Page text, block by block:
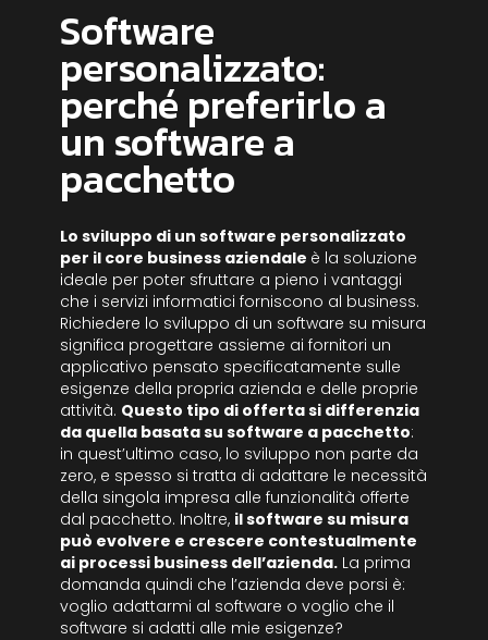
Software
personalizzato:
perché preferirlo a
un software a
pacchetto
Lo sviluppo di un software personalizzato
per il core business aziendale è la soluzione
ideale per poter sfruttare a pieno i vantaggi
che i servizi informatici forniscono al business.
Richiedere lo sviluppo di un software su misura
significa progettare assieme ai fornitori un
applicativo pensato specificatamente sulle
esigenze della propria azienda e delle proprie
attività. Questo tipo di offerta si differenzia
da quella basata su software a pacchetto:
in quest’ultimo caso, lo sviluppo non parte da
zero, e spesso si tratta di adattare le necessità
della singola impresa alle funzionalità offerte
dal pacchetto. Inoltre, il software su misura
può evolvere e crescere contestualmente
ai processi business dell’azienda. La prima
domanda quindi che l’azienda deve porsi è:
voglio adattarmi al software o voglio che il
software si adatti alle mie esigenze?